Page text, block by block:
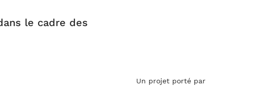
le cadre des
Un projet porté par